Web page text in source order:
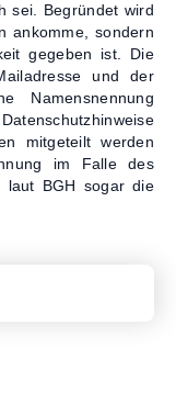
sei. Begründet wird
ankomme, sondern
gegeben ist. Die
und der
Namensnennung
mitgeteilt werden
im Falle des
laut BGH sogar die